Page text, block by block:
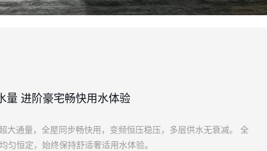
量 进阶豪宅畅快用水体验
大通量，全屋同步畅快用，变频恒压稳压，多层供水无衰减。 全
匀恒定，始终保持舒适奢适用水体验。